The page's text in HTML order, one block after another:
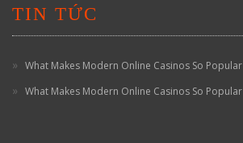
TIN TỨC
What Makes Modern Online Casinos So Popular
What Makes Modern Online Casinos So Popular